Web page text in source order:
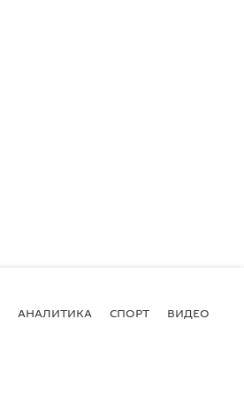
АНАЛИТИКА СПОРТ ВИДЕО